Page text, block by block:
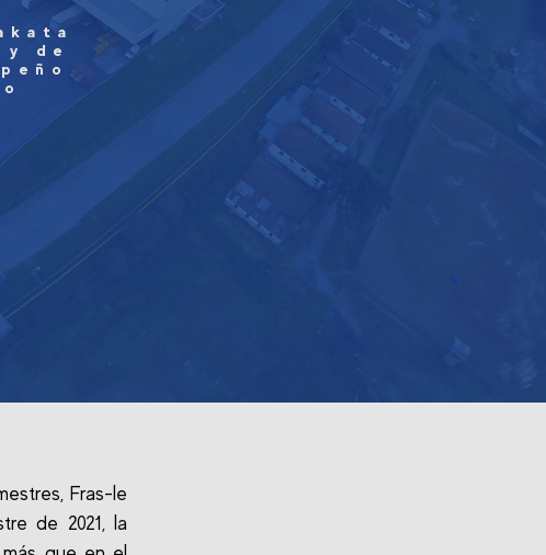
de
Fras-le
de 2021, la